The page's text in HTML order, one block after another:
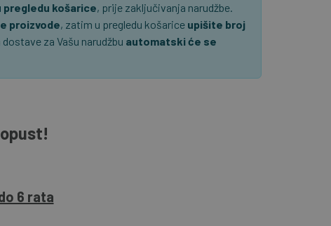
pregledu košarice, prije zaključivanja narudžbe.
proizvode, zatim u pregledu košarice upišite broj
dostave za Vašu narudžbu automatski će se
6 rata